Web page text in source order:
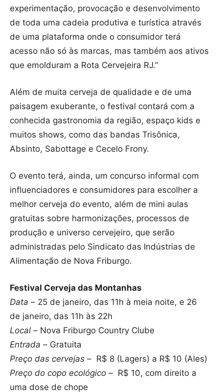
experimentação, provocação e desenvolvimento
de toda uma cadeia produtiva e turística através
de uma plataforma onde o consumidor terá
acesso não só às marcas, mas também aos ativos
que emolduram a Rota Cervejeira RJ.”
Além de muita cerveja de qualidade e de uma
paisagem exuberante, o festival contará com a
conhecida gastronomia da região, espaço kids e
muitos shows, como das bandas Trisônica,
Absinto, Sabottage e Cecelo Frony.
O evento terá, ainda, um concurso informal com
influenciadores e consumidores para escolher a
melhor cerveja do evento, além de mini aulas
gratuitas sobre harmonizações, processos de
produção e universo cervejeiro, que serão
administradas pelo Sindicato das Indústrias de
Alimentação de Nova Friburgo.
Festival Cerveja das Montanhas
Data – 25 de janeiro, das 11h à meia noite, e 26
de janeiro, das 11h às 22h
Local – Nova Friburgo Country Clube
Entrada – Gratuita
Preço das cervejas – R$ 8 (Lagers) a R$ 10 (Ales)
Preço do copo ecológico – R$ 10, com direito a
uma dose de chope